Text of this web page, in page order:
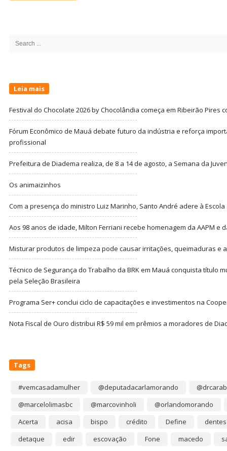
Search
Leia mais
Festival do Chocolate 2026 by Chocolândia começa em Ribeirão Pires
Fórum Econômico de Mauá debate futuro da indústria e reforça
profissional
Prefeitura de Diadema realiza, de 8 a 14 de agosto, a Semana da
Os animaizinhos
Com a presença do ministro Luiz Marinho, Santo André adere à
Aos 98 anos de idade, Milton Ferriani recebe homenagem da AAPM e
Misturar produtos de limpeza pode causar irritações, queimaduras e
Técnico de Segurança do Trabalho da BRK em Mauá conquista título
pela Seleção Brasileira
Programa Ser+ conclui ciclo de capacitações e investimentos na
Nota Fiscal de Ouro distribui R$ 59 mil em prêmios a moradores de
Tags
#vemcasadamulher @deputadacarlamorando
@marcelolimasbc
@marcovinholi
@orlandomorando
Acerta
acisa bispo crédito Define
dentes
detaque
edir escovação Fone macedo